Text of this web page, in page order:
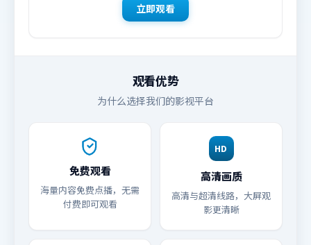
立即观看
观看优势
为什么选择我们的影视平台
免费观看
海量内容免费点播，无需
付费即可观看
HD
高清画质
高清与超清线路，大屏观
影更清晰